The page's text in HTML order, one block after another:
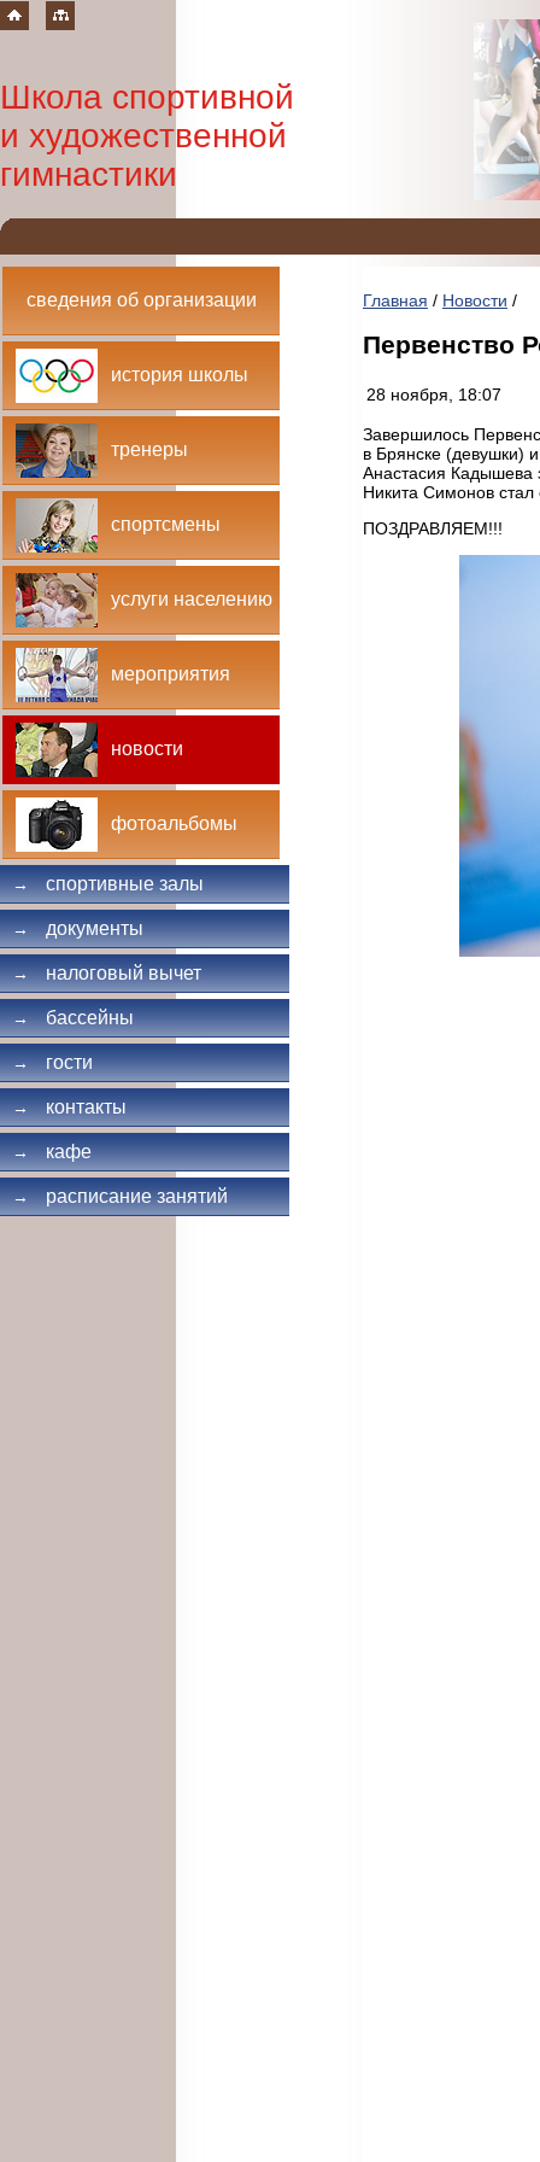
Школа спортивной
и художественной
гимнастики
сведения об организации
история школы
тренеры
спортсмены
услуги населению
мероприятия
новости
фотоальбомы
→ спортивные залы
→ документы
→ налоговый вычет
→ бассейны
→ гости
→ контакты
→ кафе
→ расписание занятий
Главная / Новости /
Первенство
28 ноября, 18:07
Завершилось
в Брянске (девушки)
Анастасия Кадышева
Никита Симонов
ПОЗДРАВЛЯЕМ!!!